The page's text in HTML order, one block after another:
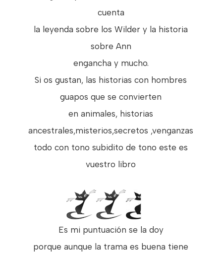
cuenta
la leyenda sobre los Wilder y la historia
sobre Ann
engancha y mucho.
Si os gustan, las historias con hombres
guapos que se convierten
en animales, historias
ancestrales,misterios,secretos ,venganzas
todo con tono subidito de tono este es
vuestro libro
Es mi puntuación se la doy
porque aunque la trama es buena tiene